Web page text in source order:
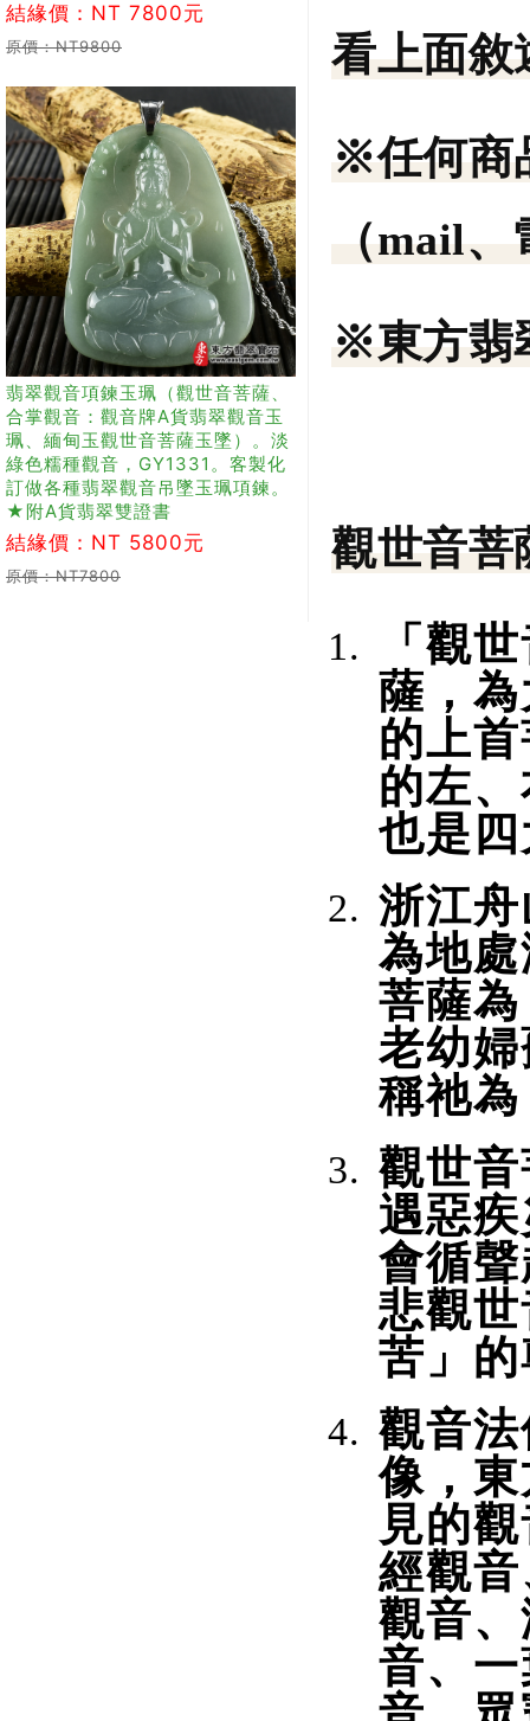
結緣價：NT 7800元
原價：NT9800
翡翠觀音項鍊玉珮（觀世音菩薩、
合掌觀音：觀音牌A貨翡翠觀音玉
珮、緬甸玉觀世音菩薩玉墜）。淡
綠色糯種觀音，GY1331。客製化
訂做各種翡翠觀音吊墜玉珮項鍊。
★附A貨翡翠雙證書
結緣價：NT 5800元
原價：NT7800
看上面敘
※任何商
（mail
※東方翡
觀世音菩
「觀
薩，
的上
的左
也是
浙江
為地
菩薩
老幼
稱祂
觀世
遇惡
會循
悲觀
苦」
觀音
像，
見的
經觀
觀音
音、